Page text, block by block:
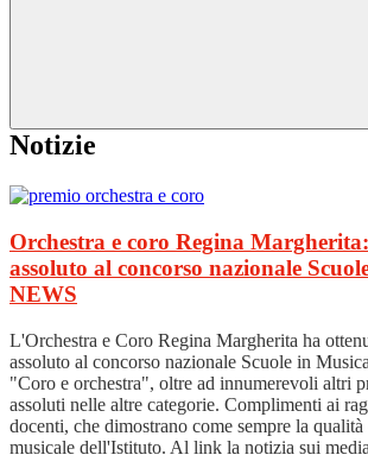
Notizie
Orchestra e coro Regina
assoluto al concorso nazionale
NEWS
L'Orchestra e Coro Regina Margherita ha
assoluto al concorso nazionale Scuole in
"Coro e orchestra", oltre ad innumerevoli altri
assoluti nelle altre categorie. Complimenti ai
docenti, che dimostrano come sempre la
musicale dell'Istituto. Al link la notizia sui media